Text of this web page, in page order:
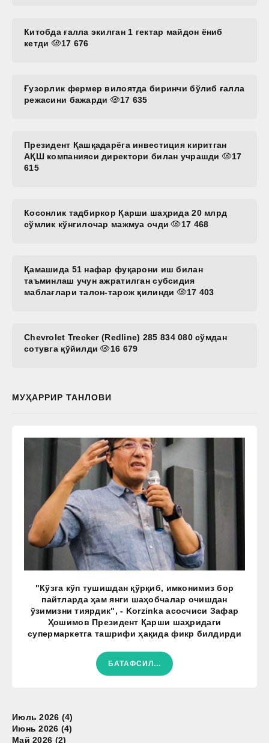
Китобда ғалла экилган 1 гектар майдон ёниб
кетди
17 676
Ғузорлик фермер вилоятда биринчи бўлиб ғалла
режасини бажарди
17 635
Президент Қашқадарёга инвестиция киритган
АҚШ компанияси директори билан учрашди
17
615
Косонлик тадбиркор Қарши шаҳрида 20 млрд
сўмлик кўнгилочар мажмуа очди
17 468
Қамашида 51 нафар фуқарони иш билан
таъминлаш учун ажратилган субсидия
маблағлари талон-тарож қилинди
17 403
Chevrolet Trecker (Redline) 285 834 080 сўмдан
сотувга қўйилди
16 679
МУҲАРРИР ТАНЛОВИ
"Кўзга кўп тушишдан қўрқиб, имконимиз бор
пайтларда ҳам янги шаҳобчалар очишдан
ўзимизни тиярдик", - Korzinka асосчиси Зафар
Ҳошимов Президент Қарши шаҳридаги
супермаркетга ташрифи ҳақида фикр билдирди
БАТАФСИЛ...
Июль 2026 (4)
Июнь 2026 (4)
Май 2026 (2)